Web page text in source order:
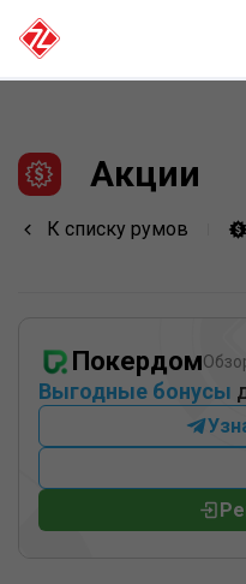
Акции
К списку румов
Покердом
Выгодные бонусы